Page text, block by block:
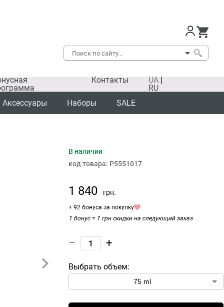
Контакты UA |
RU
Аксессуары Наборы SALE
В наличии
код товара: P5551017
1 840 грн.
+ 92 бонуса за покупку
1 бонус = 1 грн скидки на следующий заказ
– +
Выбрать объем: